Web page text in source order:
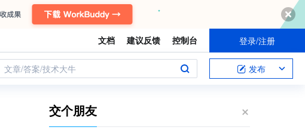
文档 建议反馈 控制台 登录/注册
文章/答案/技术大牛 发布
交个朋友